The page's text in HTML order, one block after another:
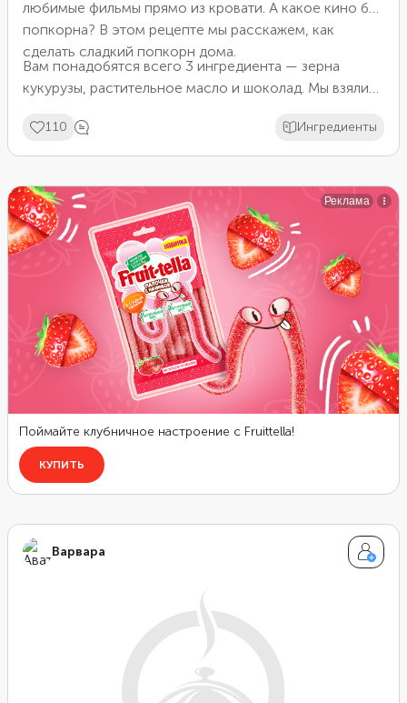
любимые фильмы прямо из кровати. А какое кино без
попкорна? В этом рецепте мы расскажем, как
сделать сладкий попкорн дома.
Вам понадобятся всего 3 ингредиента — зерна
кукурузы, растительное масло и шоколад. Мы взяли
только шоколадным, но и ярким. Кстати, во время
готовки не забудьте накрыть сковородку крышкой!
110 Ингредиенты
Варвара